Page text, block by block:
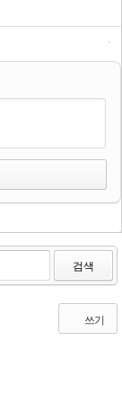
검색
쓰기